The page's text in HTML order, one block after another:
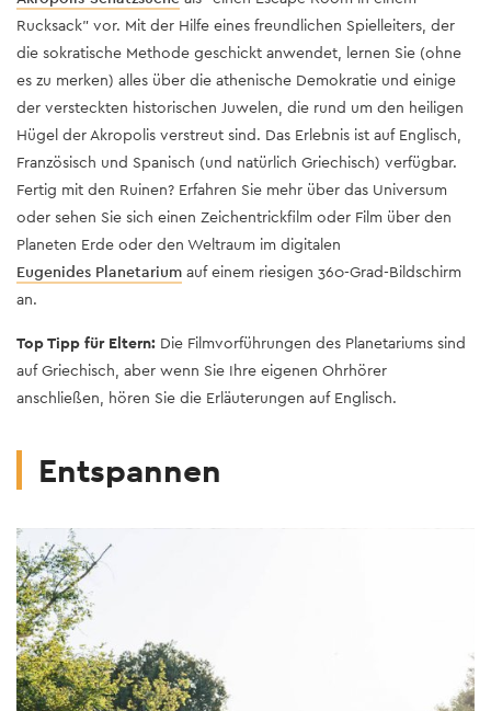
Rucksack" vor. Mit der Hilfe eines freundlichen Spielleiters, der
die sokratische Methode geschickt anwendet, lernen Sie (ohne
es zu merken) alles über die athenische Demokratie und einige
der versteckten historischen Juwelen, die rund um den heiligen
Hügel der Akropolis verstreut sind. Das Erlebnis ist auf Englisch,
Französisch und Spanisch (und natürlich Griechisch) verfügbar.
Fertig mit den Ruinen? Erfahren Sie mehr über das Universum
oder sehen Sie sich einen Zeichentrickfilm oder Film über den
Planeten Erde oder den Weltraum im digitalen
Eugenides Planetarium auf einem riesigen 360-Grad-Bildschirm
an.
Top Tipp für Eltern: Die Filmvorführungen des Planetariums sind
auf Griechisch, aber wenn Sie Ihre eigenen Ohrhörer
anschließen, hören Sie die Erläuterungen auf Englisch.
Entspannen